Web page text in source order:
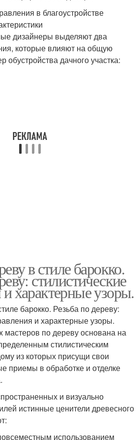
в благоустройстве
дизайнеры выделяют два
которые влияют на общую
обустройства дачного участка:
в стиле барокко.
стилистические
характерные узоры.
барокко. Резьба по дереву:
и характерные узоры.
мастеров по дереву основана на
стилистическим
из которых присущи свои
приемы в обработке и отделке
и визуально
истинные ценители древесного
использованием